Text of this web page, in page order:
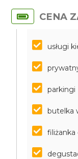
CENA
usługi
parkingi
butelka